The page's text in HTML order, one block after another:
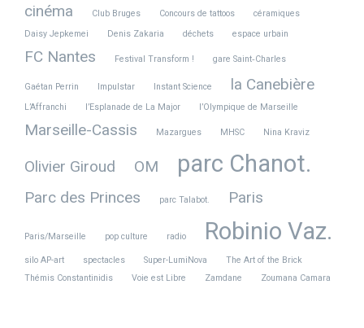
cinéma Club Bruges Concours de tattoos
céramiques
Daisy Jepkemei
Denis Zakaria déchets espace urbain
FC Nantes Festival Transform ! gare Saint‑Charles
Gaétan Perrin Impulstar Instant Science la Canebière
L’Affranchi l’Esplanade de La Major l’Olympique de Marseille
Marseille-Cassis Mazargues MHSC Nina Kraviz
Olivier Giroud OM parc Chanot.
Parc des Princes parc Talabot. Paris
Paris/Marseille pop culture radio Robinio Vaz.
silo AP-art spectacles Super-LumiNova
The Art of the Brick
Thémis Constantinidis
Voie est Libre Zamdane Zoumana Camara